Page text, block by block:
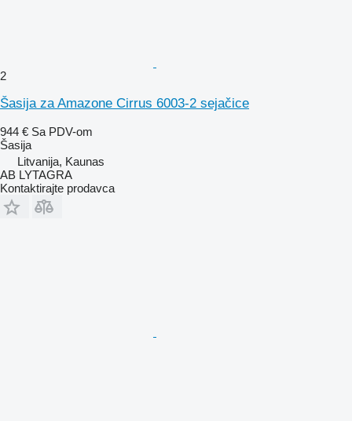
2
Šasija za Amazone Cirrus 6003-2 sejačice
944 € Sa PDV-om
Šasija
Litvanija, Kaunas
AB LYTAGRA
Kontaktirajte prodavca